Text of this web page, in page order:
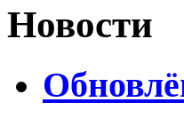
Новости